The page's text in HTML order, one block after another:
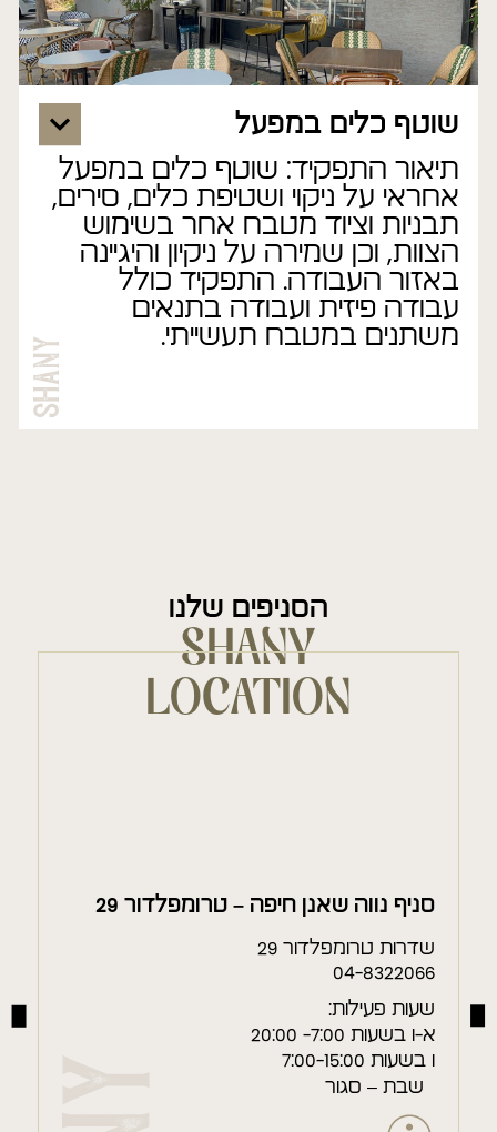
שוטף כלים במפעל
תיאור התפקיד: שוטף כלים במפעל
אחראי על ניקוי ושטיפת כלים, סירים,
תבניות וציוד מטבח אחר בשימוש
הצוות, וכן שמירה על ניקיון והיגיינה
באזור העבודה. התפקיד כולל
עבודה פיזית ועבודה בתנאים
משתנים במטבח תעשייתי.
SHANY
LOCATION
הסניפים שלנו
סניף נווה שאנן חיפה – טרומפלדור 29
שדרות טרומפלדור 29
04-8322066
שעות פעילות:
א-ו בשעות 7:00- 20:00
ו בשעות 7:00-15:00
שבת – סגור